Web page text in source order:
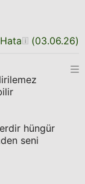
Hata (03.06.26)
hüngür
seni